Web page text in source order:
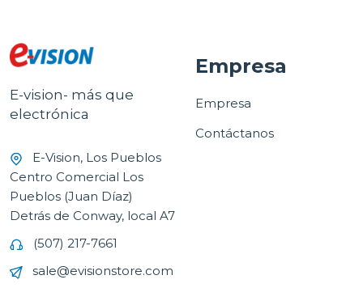
E-vision- más que
electrónica
E-Vision, Los Pueblos
Centro Comercial Los
Pueblos (Juan Díaz)
Detrás de Conway, local A7
(507) 217-7661
sale@evisionstore.com
Empresa
Empresa
Contáctanos